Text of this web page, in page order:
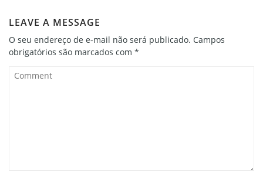
LEAVE A MESSAGE
O seu endereço de e-mail não será publicado. Campos
obrigatórios são marcados com *